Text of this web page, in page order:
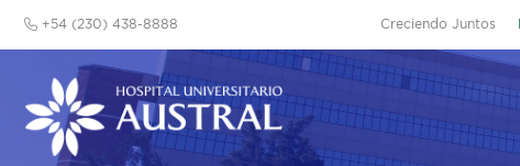
Creciendo Juntos
+54 (230) 438-8888